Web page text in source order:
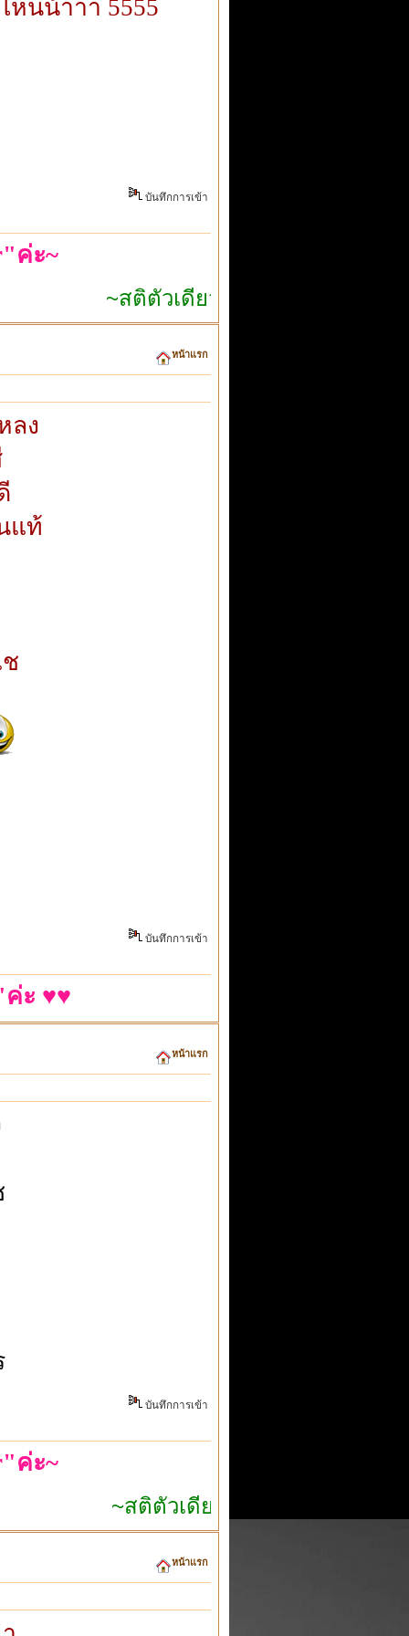
นน้าาา 5555
บันทึกการเข้า
ค่ะ~
~สติตัวเดียวก็เอาอยู่~
หน้าแรก
ลง
แท้
บันทึกการเข้า
ะ ♥♥
หน้าแรก
บันทึกการเข้า
ค่ะ~
~สติตัวเดียวก็เอาอยู่~
หน้าแรก